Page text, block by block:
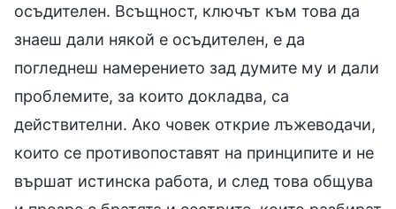
осъдителен. Всъщност, ключът към това да
знаеш дали някой е осъдителен, е да
погледнеш намерението зад думите му и дали
проблемите, за които докладва, са
действителни. Ако човек открие лъжеводачи,
които се противопоставят на принципите и не
вършат истинска работа, и след това общува